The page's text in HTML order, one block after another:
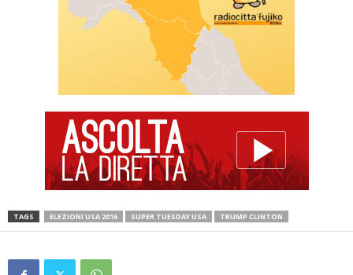
TAGS ELEZIONI USA 2016 SUPER TUESDAY USA TRUMP CLINTON